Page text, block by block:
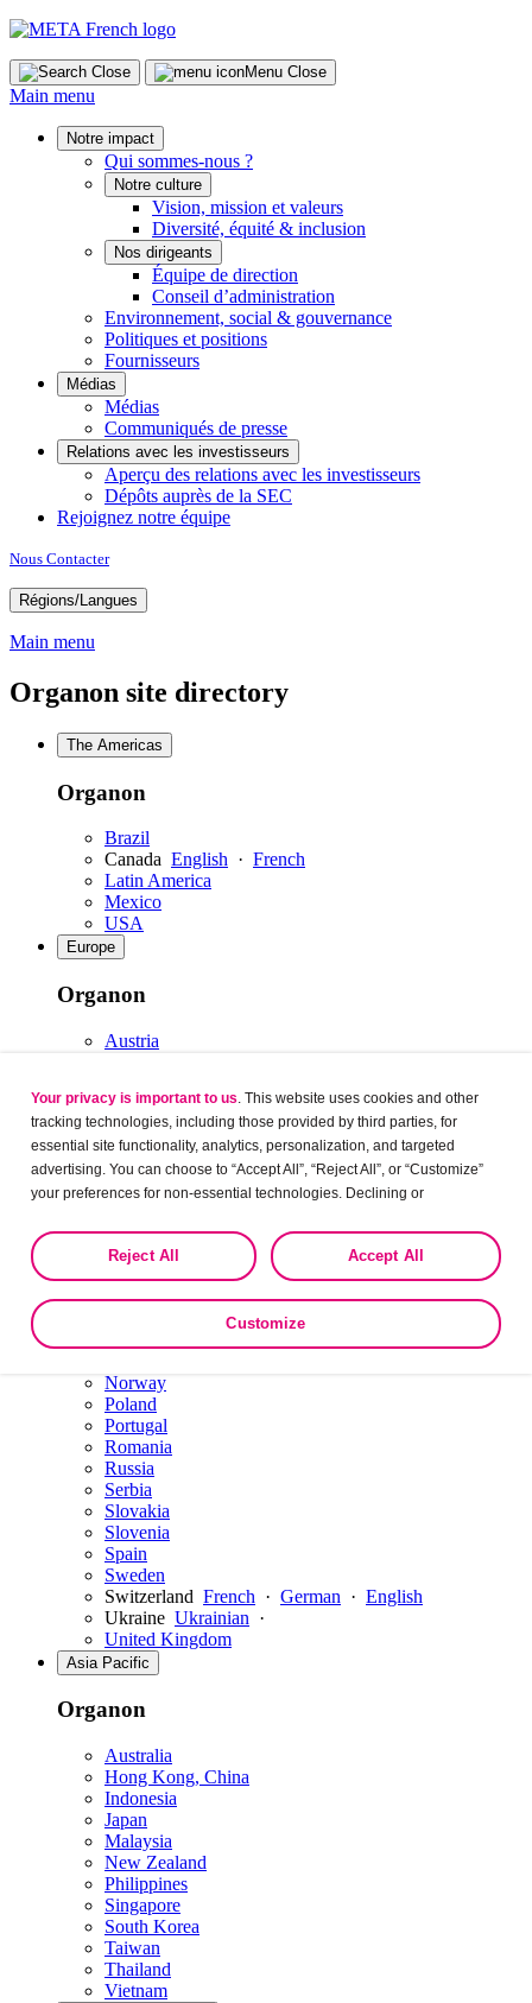
Skip
content
Close Menu Close
Main menu
Notre impact
Qui sommes-nous ?
Notre culture
Vision, mission et valeurs
Diversité, équité & inclusion
Nos dirigeants
Équipe de direction
Conseil d’administration
Environnement, social & gouvernance
Politiques et positions
Fournisseurs
Médias
Médias
Communiqués de presse
Relations avec les investisseurs
Aperçu des relations avec les investisseurs
Dépôts auprès de la SEC
Rejoignez notre équipe
Nous Contacter
Régions/Langues
Main menu
Organon site directory
The Americas
Organon
Brazil
Canada English · French
Latin America
Mexico
USA
Europe
Organon
Austria
Czech Republic
Denmark
Estonia
Finland
France
Hungary
Ireland
Italy
Latvia
Norway
Poland
Portugal
Romania
Russia
Serbia
Slovakia
Slovenia
Spain
Sweden
Switzerland French · German · English
Ukraine Ukrainian ·
United Kingdom
Asia Pacific
Organon
Australia
Hong Kong, China
Indonesia
Japan
Malaysia
New Zealand
Philippines
Singapore
South Korea
Taiwan
Thailand
Vietnam
Your privacy is important to us. This website uses cookies and other
tracking technologies, including those provided by third parties, for
essential site functionality, analytics, personalization, and targeted
advertising. You can choose to “Accept All”, “Reject All”, or “Customize”
your preferences for non-essential technologies. Declining or
the collection, use, storage, and disclosure of your data in other contexts
as described in the terms of our
Privacy Policy Accept All
Reject All
Customize